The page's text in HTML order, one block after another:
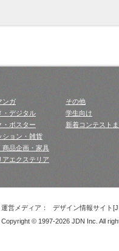
ンガ
・デジタル
・ポスター
ション・雑貨
商品企画・家具
アエクステリア
その他
学生向け
新着コンテスト
運営メディア：
デザイン情報サイト
Copyright © 1997-2026 JDN Inc. All